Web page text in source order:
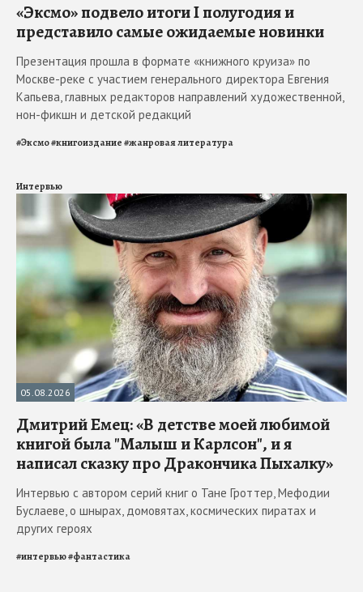
«Эксмо» подвело итоги I полугодия и
представило самые ожидаемые новинки
Презентация прошла в формате «книжного круиза» по
Москве-реке с участием генерального директора Евгения
Капьева, главных редакторов направлений художественной,
нон-фикшн и детской редакций
#Эксмо#книгоиздание#жанровая литература
Интервью
05.08.2026
Дмитрий Емец: «В детстве моей любимой
книгой была "Малыш и Карлсон", и я
написал сказку про Дракончика Пыхалку»
Интервью с автором серий книг о Тане Гроттер, Мефодии
Буслаеве, о шнырах, домовятах, космических пиратах и
других героях
#интервью#фантастика